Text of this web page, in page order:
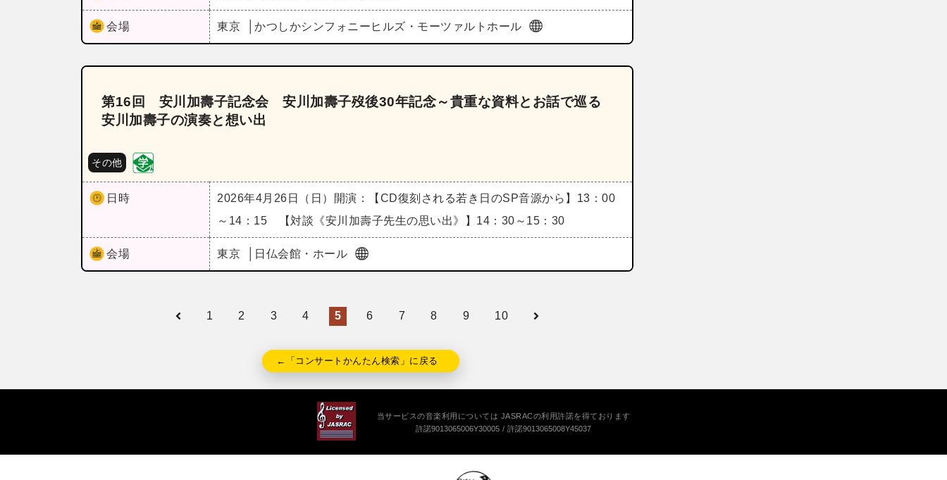
会場 東京 かつしかシンフォニーヒルズ・モーツァルトホール
第16回 安川加壽子記念会 安川加壽子歿後30年記念～貴重な資料とお話で巡る
安川加壽子の演奏と想い出
その他
日時 2026年4月26日（日）
開演：【CD復刻される若き日のSP音源から】13：00
～14：15 【対談《安川加壽子先生の思い出》】14：30～15：30
会場 東京 日仏会館・ホール
1 2 3 4 5 6 7 8 9 10
←「コンサートかんたん検索」に戻る
当サービスの音楽利用については JASRACの利用許諾を得ております
許諾9013065006Y30005
許諾9013065008Y45037